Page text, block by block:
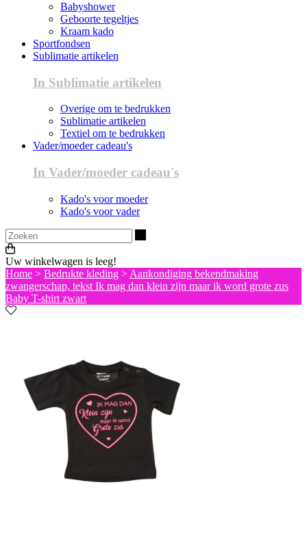
Babyshower
Geboorte tegeltjes
Kraam kado
Sportfondsen
Sublimatie artikelen
In Sublimatie artikelen
Overige om te bedrukken
Sublimatie artikelen
Textiel om te bedrukken
Vader/moeder cadeau's
In Vader/moeder cadeau's
Kado's voor moeder
Kado's voor vader
Uw winkelwagen is leeg!
Home > Bedrukte kleding > Aankondiging bekendmaking
zwangerschap, tekst Ik mag dan klein zijn maar ik word grote zus
Baby T-shirt zwart